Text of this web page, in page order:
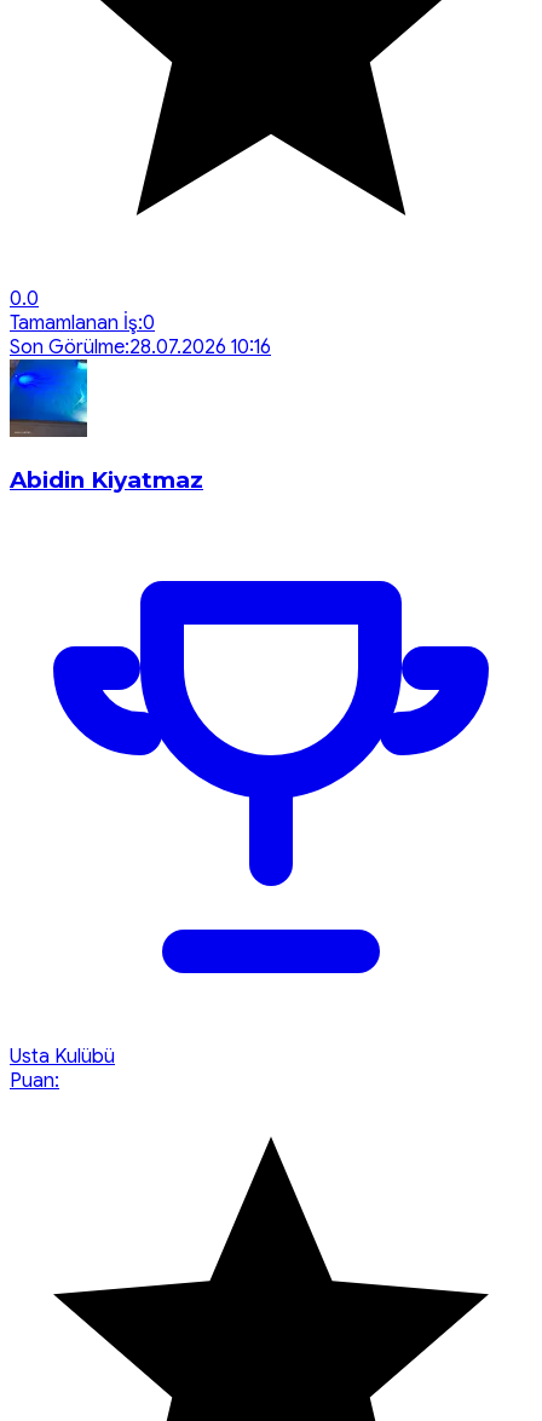
0.0
Tamamlanan İş:0
Son Görülme:28.07.2026 10:16
Abidin Kiyatmaz
Usta Kulübü
Puan: